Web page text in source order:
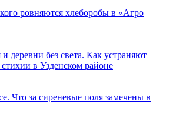
ровняются хлеборобы в «Агро
деревни без света. Как устраняют
в Узденском районе
Что за сиреневые поля замечены в